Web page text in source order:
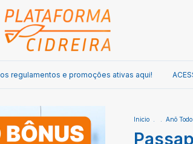
regulamentos e promoções ativas aqui!
Inicio Anõ Todo